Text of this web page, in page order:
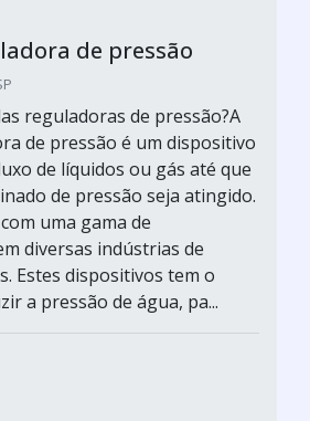
de pressão
reguladoras de pressão?A
de pressão é um dispositivo
de líquidos ou gás até que
de pressão seja atingido.
uma gama de
diversas indústrias de
Estes dispositivos tem o
a pressão de água, pa...